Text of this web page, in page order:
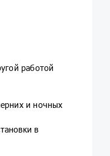
работой
и ночных
в